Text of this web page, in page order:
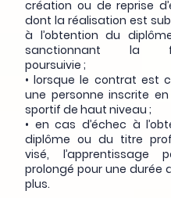
création ou de reprise
dont la réalisation est
à l’obtention du
sanctionnant la
poursuivie ;
• lorsque le contrat est
une personne inscrite
sportif de haut niveau ;
• en cas d’échec à
diplôme ou du titre
visé, l’apprentissage
prolongé pour une durée
plus.